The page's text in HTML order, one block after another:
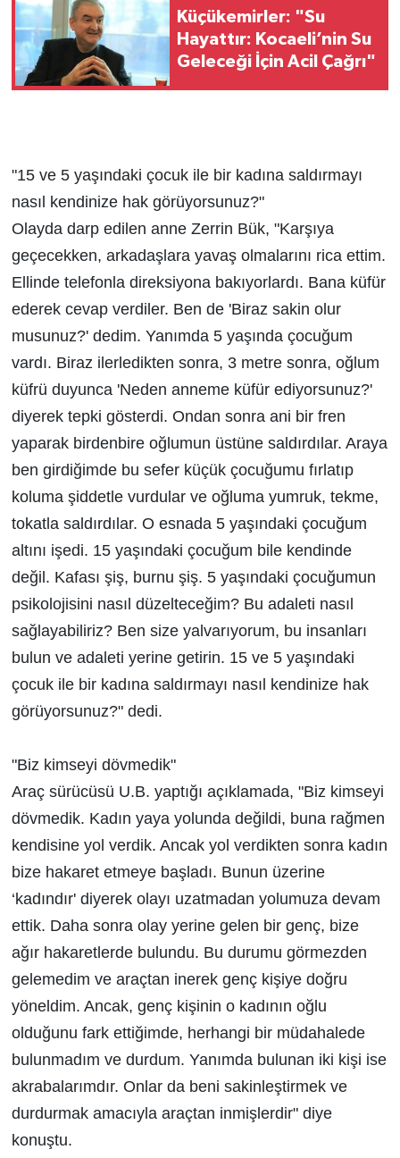
Küçükemirler: "Su
Hayattır: Kocaeli’nin Su
Geleceği İçin Acil Çağrı"
"15 ve 5 yaşındaki çocuk ile bir kadına saldırmayı
nasıl kendinize hak görüyorsunuz?"
Olayda darp edilen anne Zerrin Bük, "Karşıya
geçecekken, arkadaşlara yavaş olmalarını rica ettim.
Ellinde telefonla direksiyona bakıyorlardı. Bana küfür
ederek cevap verdiler. Ben de 'Biraz sakin olur
musunuz?' dedim. Yanımda 5 yaşında çocuğum
vardı. Biraz ilerledikten sonra, 3 metre sonra, oğlum
küfrü duyunca 'Neden anneme küfür ediyorsunuz?'
diyerek tepki gösterdi. Ondan sonra ani bir fren
yaparak birdenbire oğlumun üstüne saldırdılar. Araya
ben girdiğimde bu sefer küçük çocuğumu fırlatıp
koluma şiddetle vurdular ve oğluma yumruk, tekme,
tokatla saldırdılar. O esnada 5 yaşındaki çocuğum
altını işedi. 15 yaşındaki çocuğum bile kendinde
değil. Kafası şiş, burnu şiş. 5 yaşındaki çocuğumun
psikolojisini nasıl düzelteceğim? Bu adaleti nasıl
sağlayabiliriz? Ben size yalvarıyorum, bu insanları
bulun ve adaleti yerine getirin. 15 ve 5 yaşındaki
çocuk ile bir kadına saldırmayı nasıl kendinize hak
görüyorsunuz?" dedi.
"Biz kimseyi dövmedik"
Araç sürücüsü U.B. yaptığı açıklamada, "Biz kimseyi
dövmedik. Kadın yaya yolunda değildi, buna rağmen
kendisine yol verdik. Ancak yol verdikten sonra kadın
bize hakaret etmeye başladı. Bunun üzerine
‘kadındır' diyerek olayı uzatmadan yolumuza devam
ettik. Daha sonra olay yerine gelen bir genç, bize
ağır hakaretlerde bulundu. Bu durumu görmezden
gelemedim ve araçtan inerek genç kişiye doğru
yöneldim. Ancak, genç kişinin o kadının oğlu
olduğunu fark ettiğimde, herhangi bir müdahalede
bulunmadım ve durdum. Yanımda bulunan iki kişi ise
akrabalarımdır. Onlar da beni sakinleştirmek ve
durdurmak amacıyla araçtan inmişlerdir" diye
konuştu.